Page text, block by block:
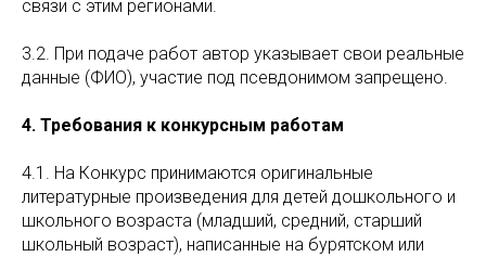
связи с этим регионами.
3.2. При подаче работ автор указывает свои реальные
данные (ФИО), участие под псевдонимом запрещено.
4. Требования к конкурсным работам
4.1. На Конкурс принимаются оригинальные
литературные произведения для детей дошкольного и
школьного возраста (младший, средний, старший
школьный возраст), написанные на бурятском или